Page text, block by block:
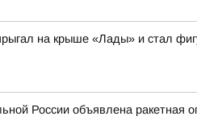
на крыше «Лады» и стал
России объявлена ракетная